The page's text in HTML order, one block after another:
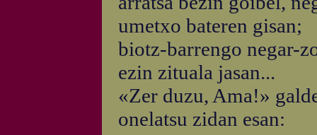
umetxo bateren gisan;
biotz-barrengo negar-
ezin zituala jasan...
«Zer duzu, Ama!»
onelatsu zidan esan: